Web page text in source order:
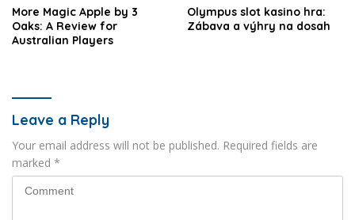
More Magic Apple by 3
Oaks: A Review for
Australian Players
Olympus slot kasino hra:
Zábava a výhry na dosah
Leave a Reply
Your email address will not be published. Required fields are
marked *